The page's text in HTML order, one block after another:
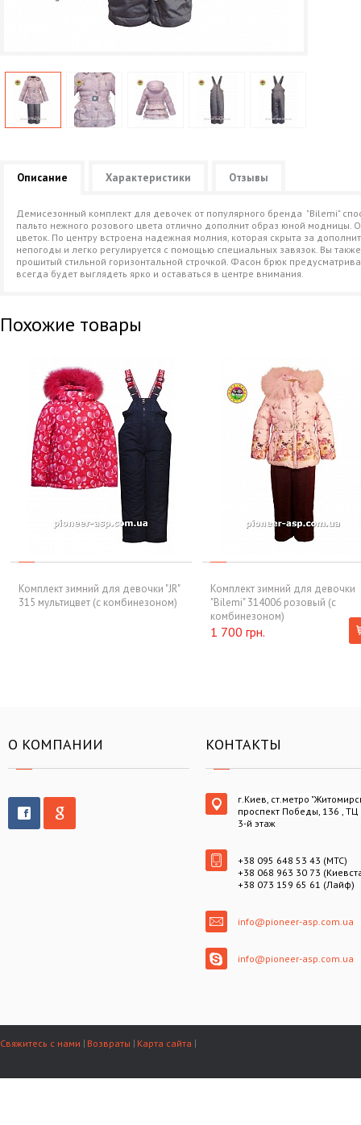
Описание Характеристики Отзывы
Демисезонный комплект для девочек от популярного бренда "Bilemi"
пальто нежного розового цвета отлично дополнит образ юной
цветок. По центру встроена надежная молния, которая скрыта за
непогоды и легко регулируется с помощью специальных завязок. Вы
прошитый стильной горизонтальной строчкой. Фасон брюк
всегда будет выглядеть ярко и оставаться в центре внимания.
Похожие товары
Комплект зимний для девочки "JR"
315 мультицвет (с комбинезоном)
Комплект зимний для девочки
"Bilemi" 314006 розовый (c
комбинезоном)
1 700 грн.
О КОМПАНИИ КОНТАКТЫ
г.Киев, ст.метро
проспект Победы, 136 , ТЦ
3-й этаж
+38 095 648 53 43 (МТС)
+38 068 963 30 73
+38 073 159 65 61 (Лайф)
info@pioneer-asp.com.ua
info@pioneer-asp.com.ua
Свяжитесь с нами Возвраты Карта сайта